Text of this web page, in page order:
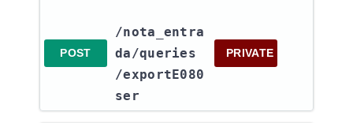
POST
/nota_entra
da​/queries​
/exportE080
ser
PRIVATE